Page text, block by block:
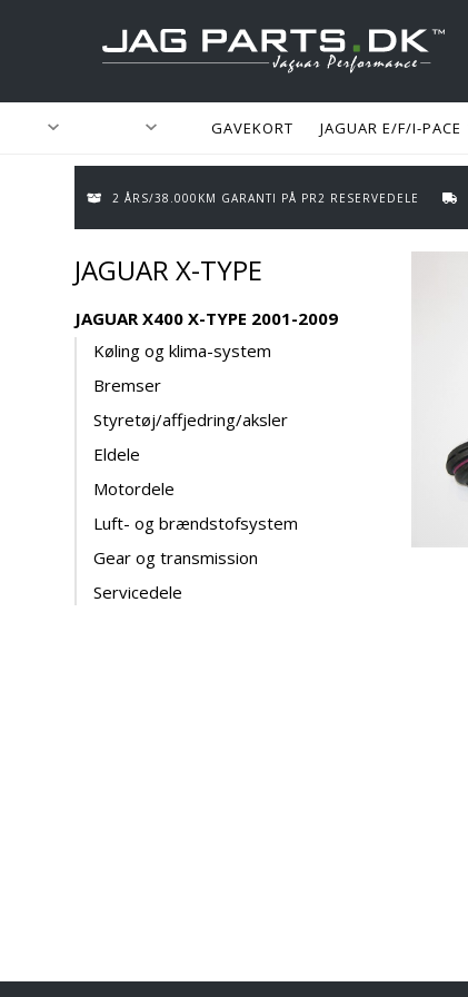
GAVEKORT JAGUAR E/F/I-PACE
2 ÅRS/38.000KM GARANTI PÅ PR2 RESERVEDELE
JAGUAR X-TYPE
JAGUAR X400 X-TYPE 2001-2009
Køling og klima-system
Bremser
Styretøj/affjedring/aksler
Eldele
Motordele
Luft- og brændstofsystem
Gear og transmission
Servicedele